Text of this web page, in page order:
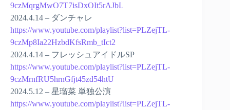
9czMqrgMwO7T7isDxOIt5rAJbL
2024.4.14 – ダンチャレ
https://www.youtube.com/playlist?list=PLZejTL-
9czMp8Ia22HzbdKfsRmb_tIct2
2024.4.14 – フレッシュアイドルSP
https://www.youtube.com/playlist?list=PLZejTL-
9czMrnfRU5hrnGfjt45zd54htU
2024.5.12 – 星瑠菜 単独公演
https://www.youtube.com/playlist?list=PLZejTL-